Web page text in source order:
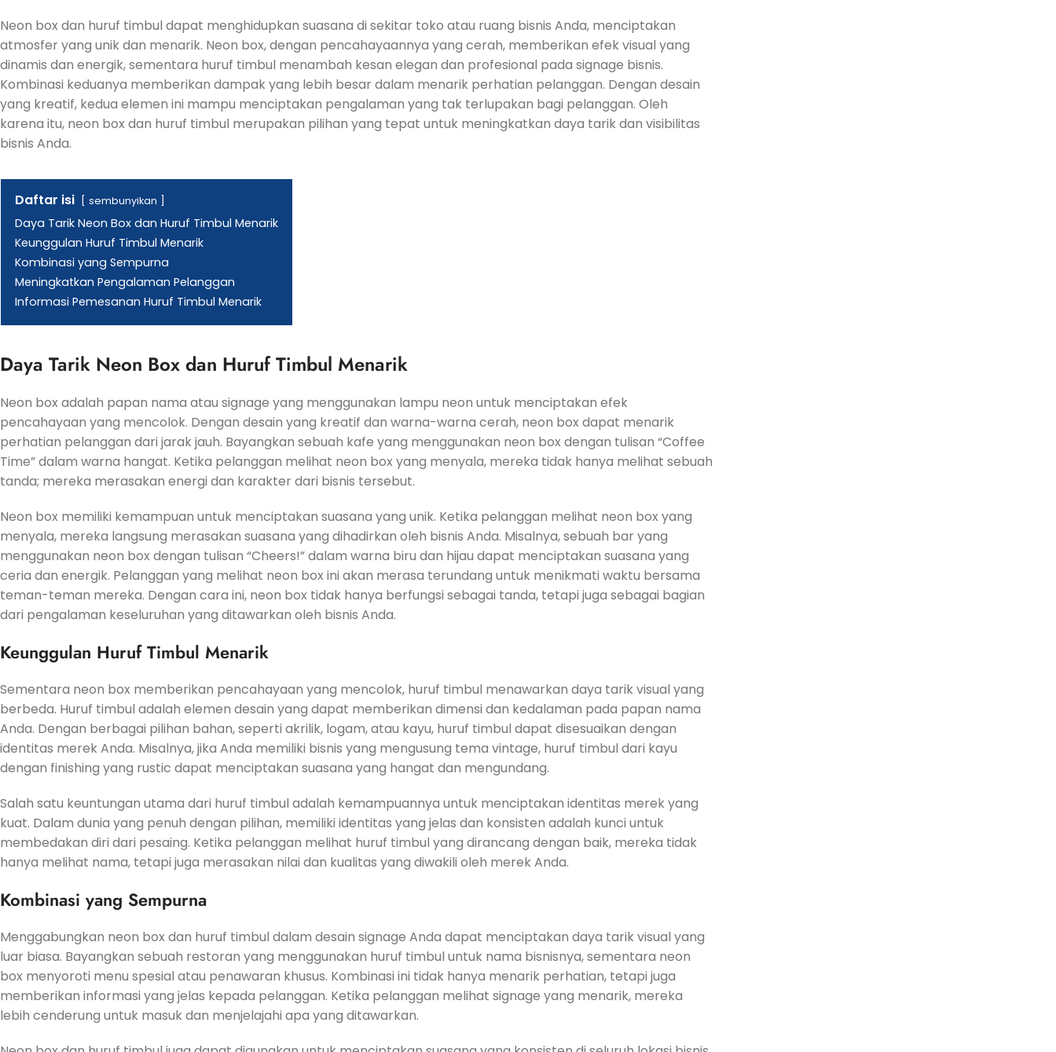
Neon box dan huruf timbul dapat menghidupkan suasana di sekitar toko atau ruang bisnis Anda, menciptakan
atmosfer yang unik dan menarik. Neon box, dengan pencahayaannya yang cerah, memberikan efek visual yang
dinamis dan energik, sementara huruf timbul menambah kesan elegan dan profesional pada signage bisnis.
Kombinasi keduanya memberikan dampak yang lebih besar dalam menarik perhatian pelanggan. Dengan desain
yang kreatif, kedua elemen ini mampu menciptakan pengalaman yang tak terlupakan bagi pelanggan. Oleh
karena itu, neon box dan huruf timbul merupakan pilihan yang tepat untuk meningkatkan daya tarik dan visibilitas
bisnis Anda.
Daftar isi sembunyikan
Daya Tarik Neon Box dan Huruf Timbul Menarik
Keunggulan Huruf Timbul Menarik
Kombinasi yang Sempurna
Meningkatkan Pengalaman Pelanggan
Informasi Pemesanan Huruf Timbul Menarik
Daya Tarik Neon Box dan Huruf Timbul Menarik
Neon box adalah papan nama atau signage yang menggunakan lampu neon untuk menciptakan efek
pencahayaan yang mencolok. Dengan desain yang kreatif dan warna-warna cerah, neon box dapat menarik
perhatian pelanggan dari jarak jauh. Bayangkan sebuah kafe yang menggunakan neon box dengan tulisan “Coffee
Time” dalam warna hangat. Ketika pelanggan melihat neon box yang menyala, mereka tidak hanya melihat sebuah
tanda; mereka merasakan energi dan karakter dari bisnis tersebut.
Neon box memiliki kemampuan untuk menciptakan suasana yang unik. Ketika pelanggan melihat neon box yang
menyala, mereka langsung merasakan suasana yang dihadirkan oleh bisnis Anda. Misalnya, sebuah bar yang
menggunakan neon box dengan tulisan “Cheers!” dalam warna biru dan hijau dapat menciptakan suasana yang
ceria dan energik. Pelanggan yang melihat neon box ini akan merasa terundang untuk menikmati waktu bersama
teman-teman mereka. Dengan cara ini, neon box tidak hanya berfungsi sebagai tanda, tetapi juga sebagai bagian
dari pengalaman keseluruhan yang ditawarkan oleh bisnis Anda.
Keunggulan Huruf Timbul Menarik
Sementara neon box memberikan pencahayaan yang mencolok, huruf timbul menawarkan daya tarik visual yang
berbeda. Huruf timbul adalah elemen desain yang dapat memberikan dimensi dan kedalaman pada papan nama
Anda. Dengan berbagai pilihan bahan, seperti akrilik, logam, atau kayu, huruf timbul dapat disesuaikan dengan
identitas merek Anda. Misalnya, jika Anda memiliki bisnis yang mengusung tema vintage, huruf timbul dari kayu
dengan finishing yang rustic dapat menciptakan suasana yang hangat dan mengundang.
Salah satu keuntungan utama dari huruf timbul adalah kemampuannya untuk menciptakan identitas merek yang
kuat. Dalam dunia yang penuh dengan pilihan, memiliki identitas yang jelas dan konsisten adalah kunci untuk
membedakan diri dari pesaing. Ketika pelanggan melihat huruf timbul yang dirancang dengan baik, mereka tidak
hanya melihat nama, tetapi juga merasakan nilai dan kualitas yang diwakili oleh merek Anda.
Kombinasi yang Sempurna
Menggabungkan neon box dan huruf timbul dalam desain signage Anda dapat menciptakan daya tarik visual yang
luar biasa. Bayangkan sebuah restoran yang menggunakan huruf timbul untuk nama bisnisnya, sementara neon
box menyoroti menu spesial atau penawaran khusus. Kombinasi ini tidak hanya menarik perhatian, tetapi juga
memberikan informasi yang jelas kepada pelanggan. Ketika pelanggan melihat signage yang menarik, mereka
lebih cenderung untuk masuk dan menjelajahi apa yang ditawarkan.